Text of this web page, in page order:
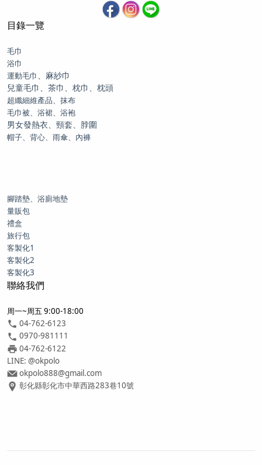
目錄一覽
毛巾
浴巾
運動毛巾
、麻紗巾
兒童毛巾、茶巾、枕巾、枕頭
超纖細維產品、抹布
毛巾被、浴裙、浴袍
男女發熱衣、頸套、脖圍
帽子、背心、雨傘、內褲
腳踏墊、浴廁地墊
量販包
禮盒
旅行包
客製化1
客製化2
客製化3
聯絡我們
周一~周五 9:00-18:00
04-762-6123
0970-981111
04-762-6122
LINE: @okpolo
okpolo888@gmail.com
彰化縣彰化市中華西路283巷10號